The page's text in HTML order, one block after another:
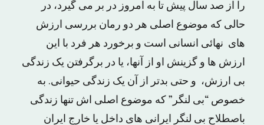
را از صد سال پیش تا به امروز در بر می گیرد، در
حالی که موضوع اصلی هر دو رمان بررسی ارزش
های نهائی انسانی است و برخورد هر فرد با این
ارزش ها و گزینش او از آنها، یا در برگرفتن یک زندگی
بی ارزش، و حتی بدتر از آن یک زندگی حیوانی. به
خصوص “بی لنگر” که موضوع اصلی اش تنها زندگی
باصطلاح بی لنگر ایرانی های داخل یا خارج ایران